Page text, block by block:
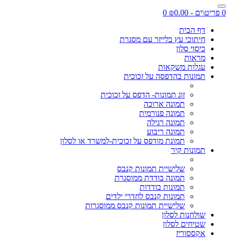
0 פריט\ים - ₪0.00
0
דף הבית
חיתוכי עץ בלייזר עם מסגרת
כיסוי סלון
מראות
עגלות משקאות
תמונות בהדפסה על זכוכית
זוג תמונות- הדפס על זכוכית
תמונה ארוכה
תמונה פנורמית
תמונה רגילה
תמונה ריבוע
תמונת מודפס על זכוכית-למשרד או לסלון
תמונות קיר
שלישיית תמונות קנבס
תמונה בודדת ממוסגרת
תמונות בודדות
תמונות קנבס לחדרי ילדים
שלישיית תמונות קנבס ממוסגרות
שולחנות לסלון
שטיחים לסלון
אקססוריז